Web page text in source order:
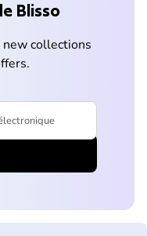
Blisso
collections